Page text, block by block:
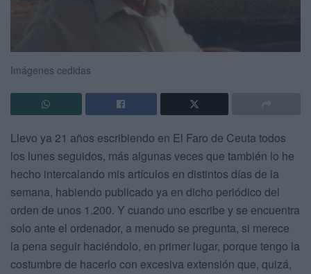
Imágenes cedidas
Llevo ya 21 años escribiendo en El Faro de Ceuta todos
los lunes seguidos, más algunas veces que también lo he
hecho intercalando mis artículos en distintos días de la
semana, habiendo publicado ya en dicho periódico del
orden de unos 1.200. Y cuando uno escribe y se encuentra
solo ante el ordenador, a menudo se pregunta, si merece
la pena seguir haciéndolo, en primer lugar, porque tengo la
costumbre de hacerlo con excesiva extensión que, quizá,